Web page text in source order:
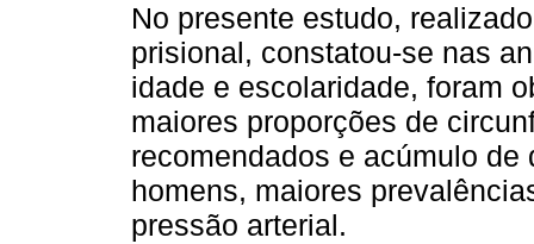
No presente estudo,
prisional, constatou-se nas
idade e escolaridade, foram
maiores proporções de
recomendados e acúmulo
homens, maiores
pressão arterial.